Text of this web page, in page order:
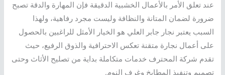
عند تعلق الأمر بالأعمال الخشبية الدقيقة فإن المهارة والدقة تصبح
ضرورة لضمان المتانة والنظافة وليست مجرد رفاهية، ولهذا
السبب يعتبر نجار جابر العلي هو الخيار الأمثل للراغبين بالحصول
على أعمال نجارة متقنة تعكس الاحترافية والذوق الرفيع، حيث
تقدم شركة المحترف خدمات متكاملة بداية من تصليح الأثاث وحتى
تصميم وتنفيذ المطابخ وغرف النوم.